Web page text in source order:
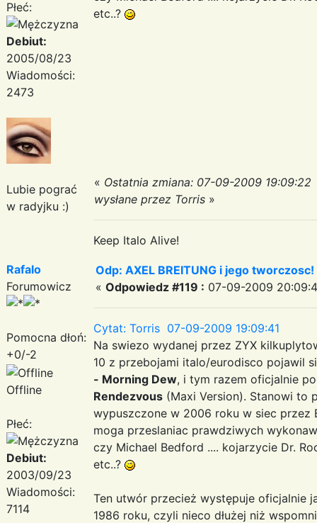
Płeć:
Debiut:
2005/08/23
Wiadomości:
2473
Lubie pograć
w radyjku :)
etc..?
« Ostatnia zmiana: 07-09-2009 19:09:22
wysłane przez Torris »
Keep Italo Alive!
Rafalo
Forumowicz
Pomocna dłoń:
+0/-2
Offline
Płeć:
Debiut:
2003/09/23
Wiadomości:
7114
Odp: AXEL BREITUNG i jego
« Odpowiedz #119 : 07-09-2009
Cytat: Torris 07-09-2009 19:09:41
Na swiezo wydanej przez ZYX
10 z przebojami italo/eurodisco pojawil
- Morning Dew, i tym razem oficjalnie
Rendezvous (Maxi Version). Stanowi to
wypuszczone w 2006 roku w siec przez
moga przeslaniac prawdziwych
czy Michael Bedford .... kojarzycie Dr.
etc..?
Ten utwór przecież występuje oficjalnie
1986 roku, czyli nieco dłużej niż